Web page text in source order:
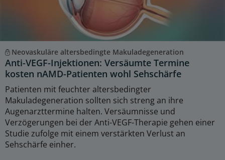
Neovaskuläre altersbedingte Makuladegeneration
Anti-VEGF-Injektionen: Versäumte Termine
kosten nAMD-Patienten wohl Sehschärfe
Patienten mit feuchter altersbedingter
Makuladegeneration sollten sich streng an ihre
Augenarzttermine halten. Versäumnisse und
Verzögerungen bei der Anti-VEGF-Therapie gehen einer
Studie zufolge mit einem verstärkten Verlust an
Sehschärfe einher.